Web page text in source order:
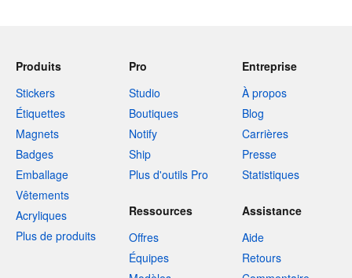
Produits
Stickers
Étiquettes
Magnets
Badges
Emballage
Vêtements
Acryliques
Plus de produits
Pro
Studio
Boutiques
Notify
Ship
Plus d'outils Pro
Entreprise
À propos
Blog
Carrières
Presse
Statistiques
Ressources
Offres
Équipes
Assistance
Aide
Retours